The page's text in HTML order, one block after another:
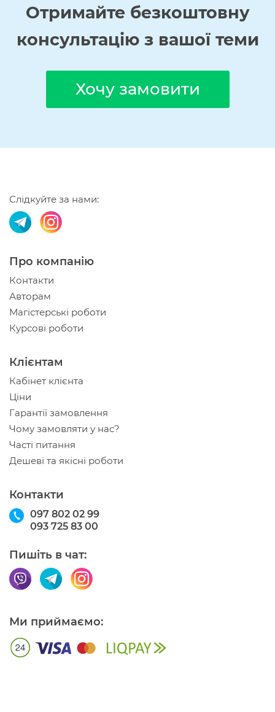
Отримайте безкоштовну
консультацію з вашої теми
Хочу замовити
Слідкуйте за нами:
Про компанію
Контакти
Авторам
Магістерські роботи
Курсові роботи
Клієнтам
Кабінет клієнта
Ціни
Гарантії замовлення
Чому замовляти у нас?
Часті питання
Дешеві та якісні роботи
Контакти
097 802 02 99
093 725 83 00
Пишіть в чат:
Ми приймаємо: